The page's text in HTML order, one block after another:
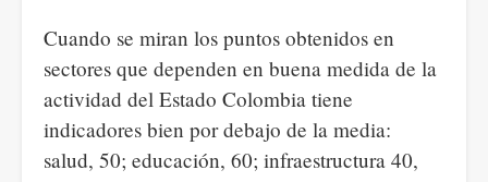
Cuando se miran los puntos obtenidos en
sectores que dependen en buena medida de la
actividad del Estado Colombia tiene
indicadores bien por debajo de la media:
salud, 50; educación, 60; infraestructura 40,